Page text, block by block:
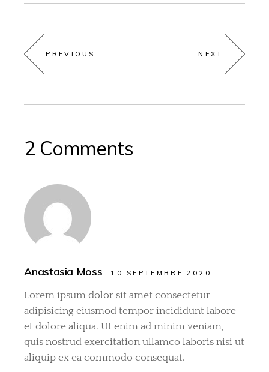
PREVIOUS NEXT
2 Comments
Anastasia Moss 10 SEPTEMBRE 2020
Lorem ipsum dolor sit amet consectetur
adipisicing eiusmod tempor incididunt labore
et dolore aliqua. Ut enim ad minim veniam,
quis nostrud exercitation ullamco laboris nisi ut
aliquip ex ea commodo consequat.